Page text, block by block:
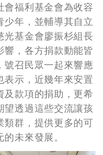
會福利基金會為收容
少年，並輔導其自立
基金會廖振杉組長
響，各方捐款動能皆
號召民眾一起來響應
示，近幾年來安置
款項的捐助，更希
透過這些交流讓孩
群，提供更多的可
未來發展。